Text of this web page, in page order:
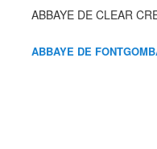
ABBAYE DE CLEAR
ABBAYE DE